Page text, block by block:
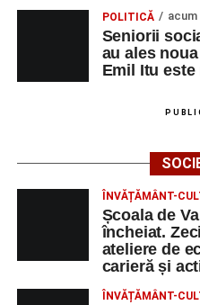
SRL
MASINI
TRIMODA SRL
ELECTRICE IN
HIDROCENTRALE
„HIDROELECTRICA”
SA BUCURESTI
INGINER
POLITICĂ acum
Seniorii
au ales
Emil Itu
ÎNVĂȚĂMÂNT-
Școala de
încheiat.
ateliere de
carieră și
ÎNVĂȚĂMÂNT-